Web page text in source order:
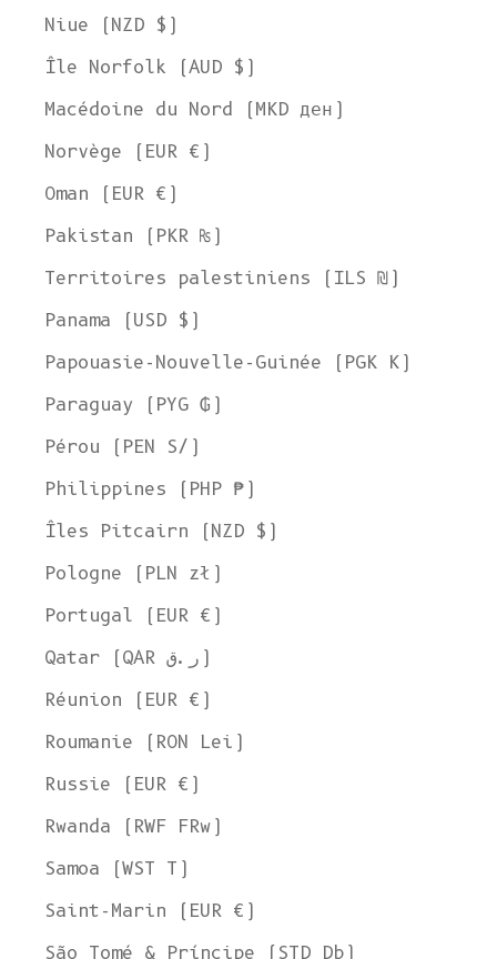
Niue (NZD $)
Île Norfolk (AUD $)
Macédoine du Nord (MKD ден)
Norvège (EUR €)
Oman (EUR €)
Pakistan (PKR ₨)
Territoires palestiniens (ILS ₪)
Panama (USD $)
Papouasie-Nouvelle-Guinée (PGK K)
Paraguay (PYG ₲)
Pérou (PEN S/)
Philippines (PHP ₱)
Îles Pitcairn (NZD $)
Pologne (PLN zł)
Portugal (EUR €)
Qatar (QAR ر.ق)
Réunion (EUR €)
Roumanie (RON Lei)
Russie (EUR €)
Rwanda (RWF FRw)
Samoa (WST T)
Saint-Marin (EUR €)
São Tomé & Príncipe (STD Db)